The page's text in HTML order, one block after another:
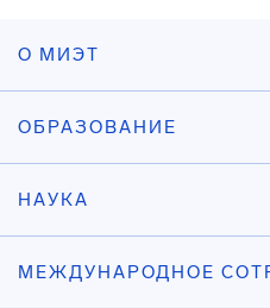
О МИЭТ
ОБРАЗОВАНИЕ
НАУКА
МЕЖДУНАРОДНОЕ